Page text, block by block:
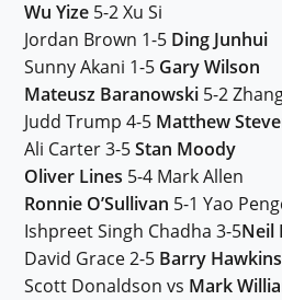
Wu Yize 5-2 Xu Si
Jordan Brown 1-5 Ding Junhui
Sunny Akani 1-5 Gary Wilson
Mateusz Baranowski 5-2
Judd Trump 4-5 Matthew
Ali Carter 3-5Stan Moody
Oliver Lines 5-4 Mark Allen
Ronnie O’Sullivan 5-1 Yao
Ishpreet Singh Chadha 3-5Neil
David Grace 2-5 Barry Hawkins
Scott Donaldson vs Mark